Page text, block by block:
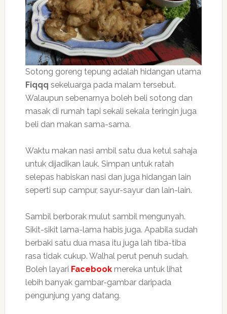
Sotong goreng tepung adalah hidangan utama
Fiqqq sekeluarga pada malam tersebut.
Walaupun sebenarnya boleh beli sotong dan
masak di rumah tapi sekali sekala teringin juga
beli dan makan sama-sama.
Waktu makan nasi ambil satu dua ketul sahaja
untuk dijadikan lauk. Simpan untuk ratah
selepas habiskan nasi dan juga hidangan lain
seperti sup campur, sayur-sayur dan lain-lain.
Sambil berborak mulut sambil mengunyah.
Sikit-sikit lama-lama habis juga. Apabila sudah
berbaki satu dua masa itu juga lah tiba-tiba
rasa tidak cukup. Walhal perut penuh sudah.
Boleh layari Facebookmereka untuk lihat
lebih banyak gambar-gambar daripada
pengunjung yang datang.